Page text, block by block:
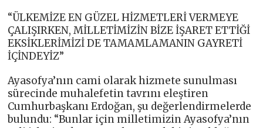
“ÜLKEMİZE EN GÜZEL HİZMETLERİ VERMEYE
ÇALIŞIRKEN, MİLLETİMİZİN BİZE İŞARET ETTİĞİ
EKSİKLERİMİZİ DE TAMAMLAMANIN GAYRETİ
İÇİNDEYİZ”
Ayasofya’nın cami olarak hizmete sunulması
sürecinde muhalefetin tavrını eleştiren
Cumhurbaşkanı Erdoğan, şu değerlendirmelerde
bulundu: “Bunlar için milletimizin Ayasofya’nın